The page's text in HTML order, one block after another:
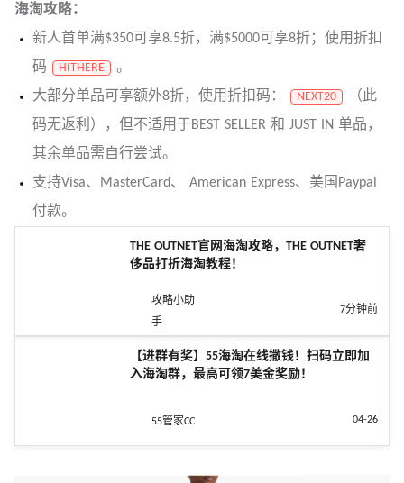
海淘攻略：
新人首单满$350可享8.5折，满$5000可享8折；使用折扣
码
HITHERE
。
大部分单品可享额外8折，使用折扣码：
NEXT20
（此
码无返利），但不适用于BEST SELLER 和 JUST IN 单品，
其余单品需自行尝试。
支持Visa、MasterCard、 American Express、美国Paypal
付款。
THE OUTNET官网海淘攻略，THE OUTNET奢
侈品打折海淘教程！
攻略小助
手
7分钟前
【进群有奖】55海淘在线撒钱！扫码立即加
入海淘群，最高可领7美金奖励！
55管家CC 04-26